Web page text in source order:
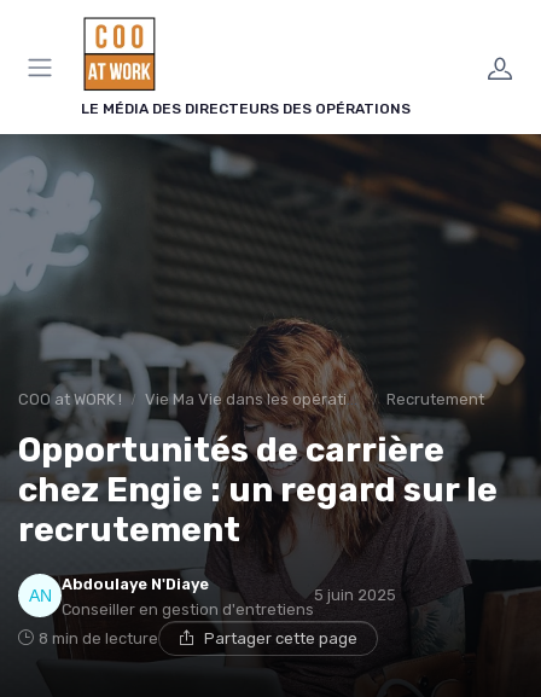
LE MÉDIA DES DIRECTEURS DES OPÉRATIONS
COO at WORK ! Vie Ma Vie dans les opérations Recrutement
Opportunités de carrière
chez Engie : un regard sur le
recrutement
Abdoulaye N'Diaye
Conseiller en gestion d'entretiens
5 juin 2025
8 min de lecture Partager cette page
Panneau de gestion des cookies